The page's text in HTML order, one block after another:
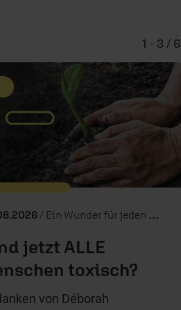
/ Ein Wunder für jeden Tag
jetzt ALLE
toxisch?
von Déborah
1 - 3 / 6